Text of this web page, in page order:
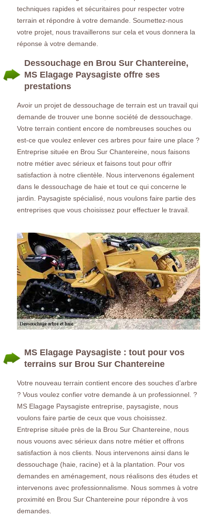
techniques rapides et sécuritaires pour respecter votre
terrain et répondre à votre demande. Soumettez-nous
votre projet, nous travaillerons sur cela et vous donnera la
réponse à votre demande.
Dessouchage en Brou Sur Chantereine,
MS Elagage Paysagiste offre ses
prestations
Avoir un projet de dessouchage de terrain est un travail qui
demande de trouver une bonne société de dessouchage.
Votre terrain contient encore de nombreuses souches ou
est-ce que voulez enlever ces arbres pour faire une place ?
Entreprise située en Brou Sur Chantereine, nous faisons
notre métier avec sérieux et faisons tout pour offrir
satisfaction à notre clientèle. Nous intervenons également
dans le dessouchage de haie et tout ce qui concerne le
jardin. Paysagiste spécialisé, nous voulons faire partie des
entreprises que vous choisissez pour effectuer le travail.
MS Elagage Paysagiste : tout pour vos
terrains sur Brou Sur Chantereine
Votre nouveau terrain contient encore des souches d’arbre
? Vous voulez confier votre demande à un professionnel. ?
MS Elagage Paysagiste entreprise, paysagiste, nous
voulons faire partie de ceux que vous choisissez.
Entreprise située près de la Brou Sur Chantereine, nous
nous vouons avec sérieux dans notre métier et offrons
satisfaction à nos clients. Nous intervenons ainsi dans le
dessouchage (haie, racine) et à la plantation. Pour vos
demandes en aménagement, nous réalisons des études et
intervenons avec professionnalisme. Nous sommes à votre
proximité en Brou Sur Chantereine pour répondre à vos
demandes.